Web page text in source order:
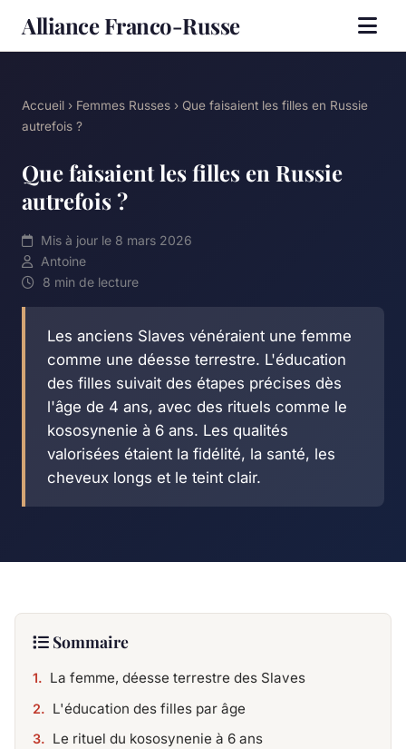
Alliance Franco-Russe
Accueil › Femmes Russes › Que faisaient les filles en Russie
autrefois ?
Que faisaient les filles en Russie
autrefois ?
Mis à jour le 8 mars 2026
Antoine
8 min de lecture
Les anciens Slaves vénéraient une femme
comme une déesse terrestre. L'éducation
des filles suivait des étapes précises dès
l'âge de 4 ans, avec des rituels comme le
kososynenie à 6 ans. Les qualités
valorisées étaient la fidélité, la santé, les
cheveux longs et le teint clair.
Sommaire
La femme, déesse terrestre des Slaves
L'éducation des filles par âge
Le rituel du kososynenie à 6 ans